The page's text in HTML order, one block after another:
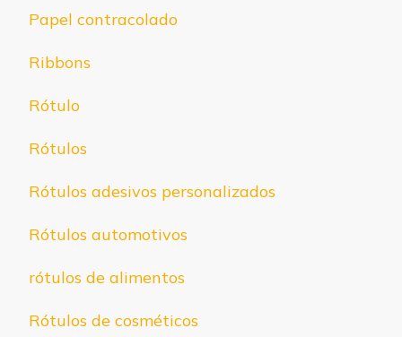
Papel contracolado
Ribbons
Rótulo
Rótulos
Rótulos adesivos personalizados
Rótulos automotivos
rótulos de alimentos
Rótulos de cosméticos